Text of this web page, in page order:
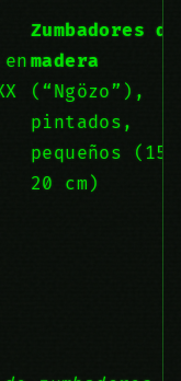
Zumbadores de
madera
(“Ngözo”),
pintados,
pequeños (15–
20 cm)